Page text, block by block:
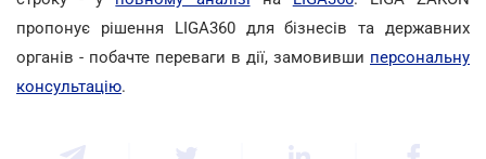
пропонує рішення LIGA360 для бізнесів та державних
органів - побачте переваги в дії, замовивши персональну
консультацію.